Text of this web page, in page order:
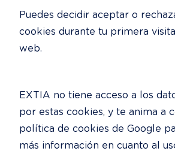
Puedes decidir aceptar o
cookies durante tu primera
web.
EXTIA no tiene acceso a los
por estas cookies, y te anima a
política de cookies de Google
más información en cuanto al